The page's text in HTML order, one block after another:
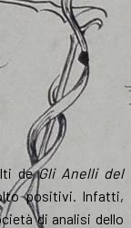
deGli Anelli del
positivi. Infatti,
di analisi dello